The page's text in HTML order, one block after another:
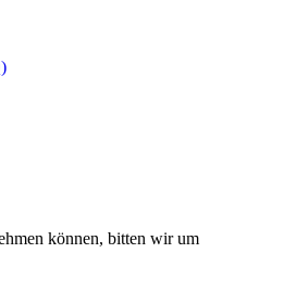
können, bitten wir um